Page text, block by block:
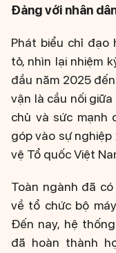
Đảng với nhân
Phát biểu chỉ đạo
tỏ, nhìn lại nhiệm
đầu năm 2025
vận là cầu nối
chủ và sức mạnh
góp vào sự
vệ Tổ quốc Việt
Toàn ngành đã
về tổ chức bộ
Đến nay, hệ
đã hoàn thành